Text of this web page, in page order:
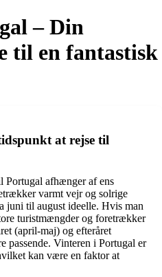
– Din
til en fantastisk
at rejse til
Portugal afhænger af ens
varmt vejr og solrige
juni til august ideelle. Hvis man
turistmængder og foretrækker
(april-maj) og efteråret
passende. Vinteren i Portugal er
kan være en faktor at